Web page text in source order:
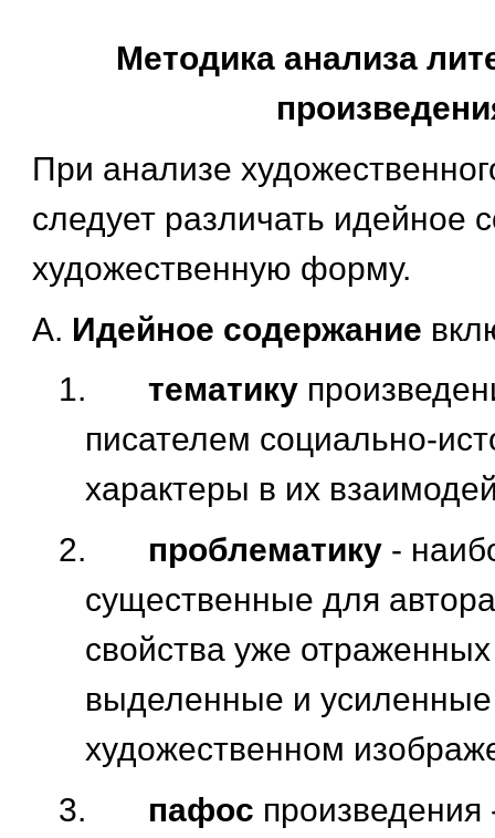
Методика анализа
При анализе
следует различать идейное
художественную форму.
А. Идейное содержание
1.
тематику
писателем социально-
характеры в их
2.
проблематику -
существенные для
свойства уже
выделенные и
художественном
3.
пафос произведения